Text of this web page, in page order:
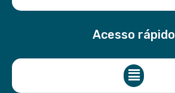
Acesso rápido